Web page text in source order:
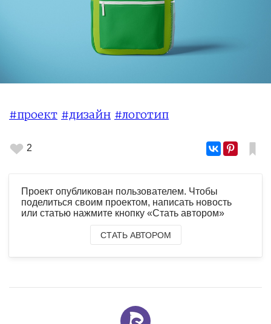
#проект #дизайн #логотип
2
Проект опубликован пользователем. Чтобы
поделиться своим проектом, написать новость
или статью нажмите кнопку «Стать автором»
СТАТЬ АВТОРОМ